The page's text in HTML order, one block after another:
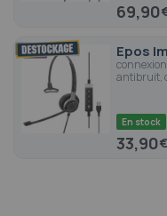
69,90
Epos
antibruit,
En stock
33,90€